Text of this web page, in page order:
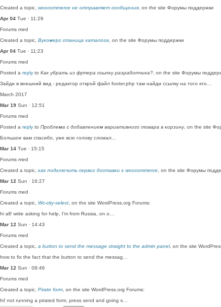
Created a topic, woocommerce не отправляет сообщения , on the site Форумы поддержки
Apr 04 Tue · 11:29
Forums med
Created a topic, Вукомерс станица каталога , on the site Форумы поддержки
Apr 04 Tue · 11:23
Forums med
Posted a reply to Как убрать из футера ссылку разработчика? , on the site Форумы
Зайди в внешний вид - редактор открой файл footer.php там найди ссылку на того кто…
March 2017
Mar 19 Sun · 12:51
Forums med
Posted a reply to Проблема с добавлением вариативного товара в корзину, on the site
Большое вам спасибо, уже всю голову сломал...
Mar 14 Tue · 15:15
Forums med
Created a topic, как подключить сервис доставки к woocommerce , on the site Форумы
Mar 12 Sun · 16:27
Forums med
Created a topic, Wc-city-select , on the site WordPress.org Forums:
hi all! write asking for help, I’m from Russia, on o…
Mar 12 Sun · 14:43
Forums med
Created a topic, a button to send the message straight to the admin panel, on the site
how to fix the fact that the button to send the messag…
Mar 12 Sun · 08:46
Forums med
Created a topic, Pirate form , on the site WordPress.org Forums:
hi! not running a pirated form, press send and going s…